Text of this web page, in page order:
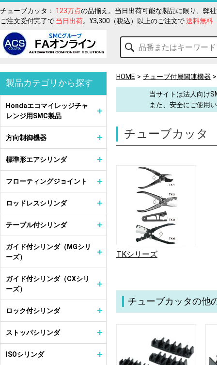
チューブカッタ： 123万点の品揃え。当日出荷可能な製品に限り、弊
ご注文受付完了で 当日出荷。¥3,300（税込）以上のご注文で送料無料
HOME チューブ付属関連機器
当サイトは法人向け
また、安全にご使用
チューブカッタ
TKシリーズ
チューブカッタの他
製品カテゴリから探す
Hondaエコマイレッジチャ
レンジ用SMC製品
方向制御機器
標準形エアシリンダ
フローティングジョイント
ロッドレスシリンダ
テーブル付シリンダ
ガイド付シリンダ（MGシリ
ーズ）
ガイド付シリンダ（CXシリ
ーズ）
ロック付シリンダ
ストッパシリンダ
ISOシリンダ